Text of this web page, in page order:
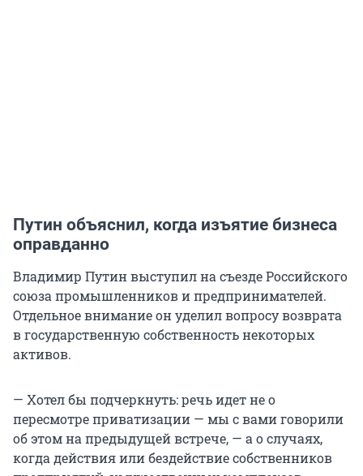
Путин объяснил, когда изъятие бизнеса
оправданно
Владимир Путин выступил на съезде Российского
союза промышленников и предпринимателей.
Отдельное внимание он уделил вопросу возврата
в государственную собственность некоторых
активов.
— Хотел бы подчеркнуть: речь идет не о
пересмотре приватизации — мы с вами говорили
об этом на предыдущей встрече, — а о случаях,
когда действия или бездействие собственников